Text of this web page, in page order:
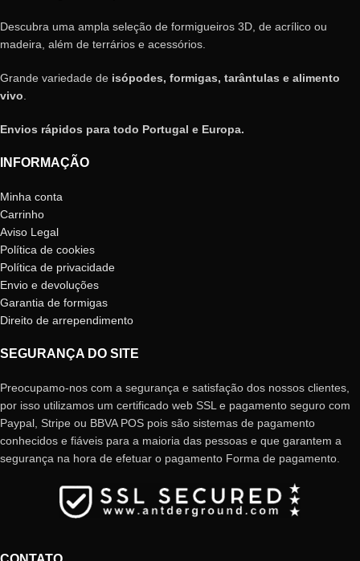
Descubra uma ampla seleção de formigueiros 3D, de acrílico ou
madeira, além de terrários e acessórios.
Grande variedade de isópodes, formigas, tarântulas e alimento
vivo
Envios rápidos para todo Portugal e Europa.
INFORMAÇÃO
Minha conta
Carrinho
Aviso Legal
Política de cookies
Política de privacidade
Envio e devoluções
Garantia de formigas
Direito de arrependimento
SEGURANÇA DO SITE
Preocupamo-nos com a segurança e satisfação dos nossos clientes,
por isso utilizamos um certificado web SSL e pagamento seguro com
Paypal, Stripe ou BBVA POS pois são sistemas de pagamento
conhecidos e fiáveis ​​para a maioria das pessoas e que garantem a
segurança na hora de efetuar o pagamento Forma de pagamento.